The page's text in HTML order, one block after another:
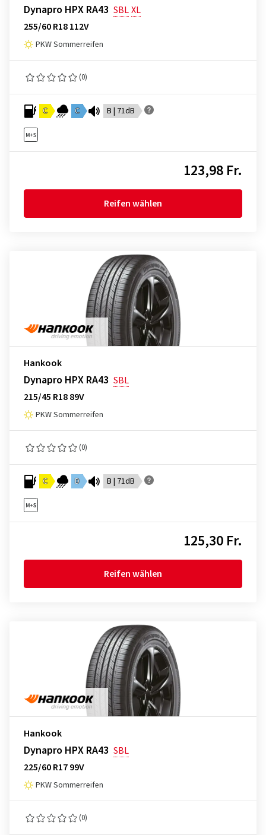
Dynapro HPX RA43 SBLXL
255/60 R18 112V
PKW Sommerreifen
(0)
C C B | 71dB
123,98 Fr.
Reifen wählen
Hankook
Dynapro HPX RA43 SBL
215/45 R18 89V
PKW Sommerreifen
(0)
C D B | 71dB
125,30 Fr.
Reifen wählen
Hankook
Dynapro HPX RA43 SBL
225/60 R17 99V
PKW Sommerreifen
(0)